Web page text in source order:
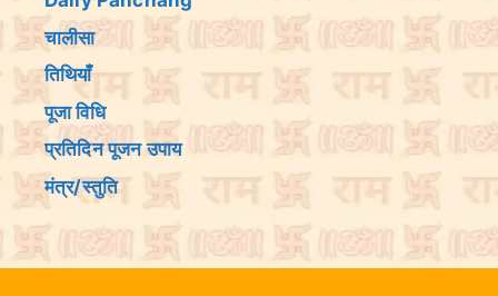
चालीसा
तिथियांँ
पूजा विधि
प्रतिदिन पूजन उपाय
मंत्र/स्तुति